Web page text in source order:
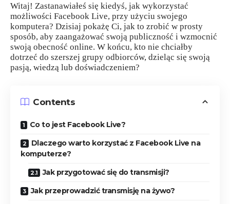
Witaj! Zastanawiałeś się kiedyś, jak wykorzystać
możliwości Facebook Live, przy użyciu swojego
komputera? Dzisiaj pokażę Ci, jak to zrobić w prosty
sposób, aby zaangażować swoją publiczność i wzmocnić
swoją obecność online. W końcu, kto nie chciałby
dotrzeć do szerszej grupy odbiorców, dzieląc się swoją
pasją, wiedzą lub doświadczeniem?
Contents
Co to jest Facebook Live?
Dlaczego warto korzystać z Facebook Live na
komputerze?
Jak przygotować się do transmisji?
Jak przeprowadzić transmisję na żywo?